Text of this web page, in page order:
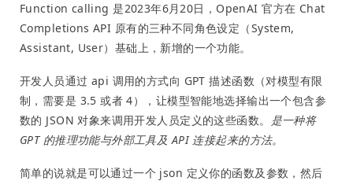
Function calling 是2023年6月20日，OpenAI 官方在 Chat
Completions API 原有的三种不同角色设定（System,
Assistant, User）基础上，新增的一个功能。
开发人员通过 api 调用的方式向 GPT 描述函数（对模型有限
制，需要是 3.5 或者 4），让模型智能地选择输出一个包含参
数的 JSON 对象来调用开发人员定义的这些函数。
是一种将
GPT 的推理功能与外部工具及 API 连接起来的方法。
简单的说就是可以通过一个 json 定义你的函数及参数，然后